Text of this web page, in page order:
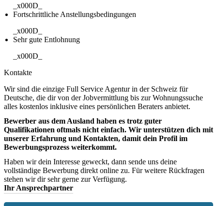
_x000D_
Fortschrittliche Anstellungsbedingungen
_x000D_
Sehr gute Entlohnung
_x000D_
Kontakte
Wir sind die einzige Full Service Agentur in der Schweiz für
Deutsche, die dir von der Jobvermittlung bis zur Wohnungssuche
alles kostenlos inklusive eines persönlichen Beraters anbietet.
Bewerber aus dem Ausland haben es trotz guter
Qualifikationen oftmals nicht einfach. Wir unterstützen dich mit
unserer Erfahrung und Kontakten, damit dein Profil im
Bewerbungsprozess weiterkommt.
Haben wir dein Interesse geweckt, dann sende uns deine
vollständige Bewerbung direkt online zu. Für weitere Rückfragen
stehen wir dir sehr gerne zur Verfügung.
Ihr Ansprechpartner